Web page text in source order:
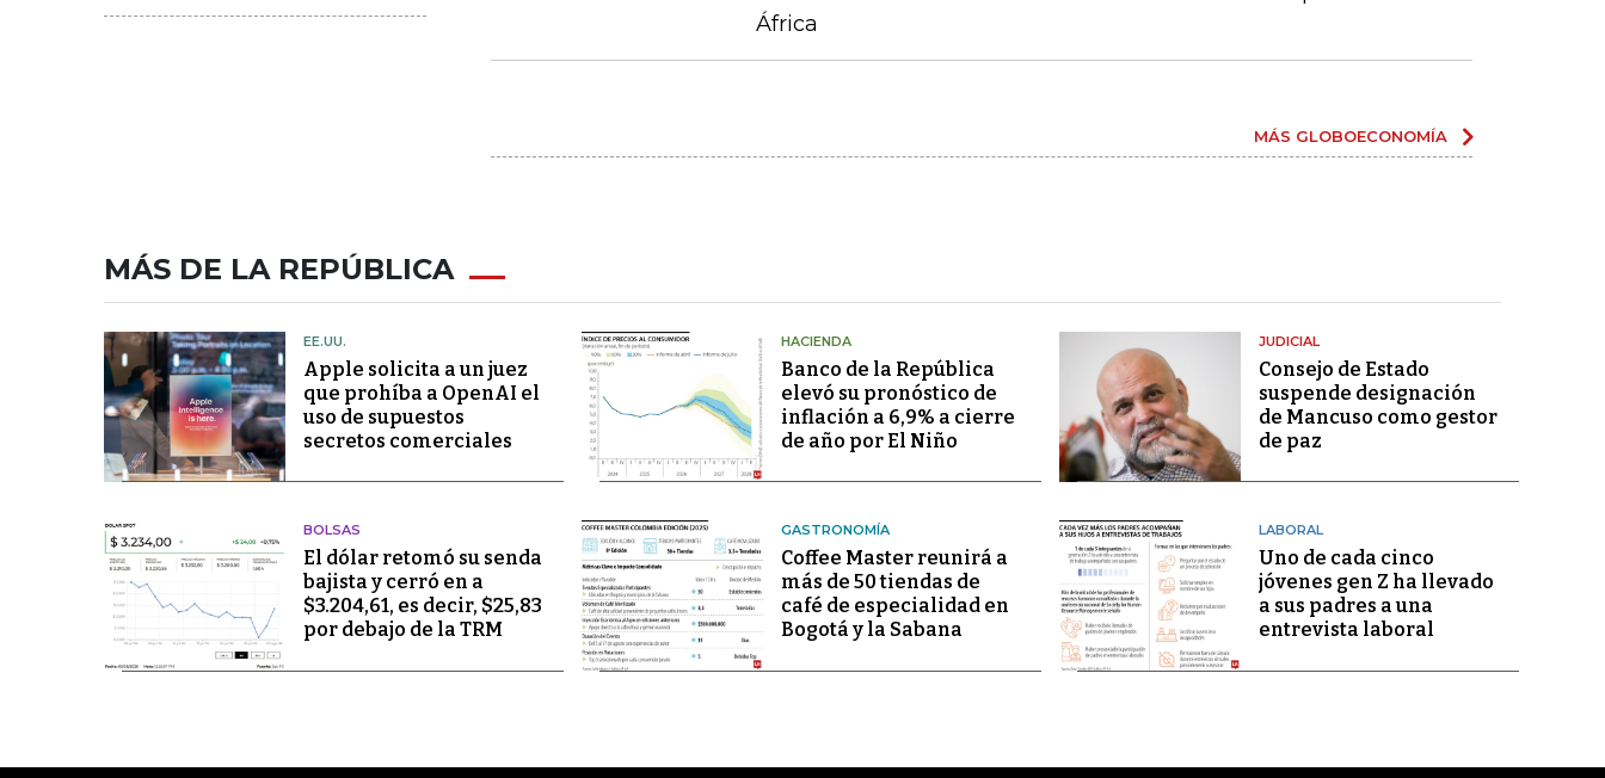
África
MÁS GLOBOECONOMÍA
MÁS DE LA REPÚBLICA
EE.UU.
Apple solicita a un juez
que prohíba a OpenAI el
uso de supuestos
secretos comerciales
HACIENDA
Banco de la República
elevó su pronóstico de
inflación a 6,9% a cierre
de año por El Niño
JUDICIAL
Consejo de Estado
suspende designación
de Mancuso como gestor
de paz
BOLSAS
El dólar retomó su senda
bajista y cerró en a
$3.204,61, es decir, $25,83
por debajo de la TRM
GASTRONOMÍA
Coffee Master reunirá a
más de 50 tiendas de
café de especialidad en
Bogotá y la Sabana
LABORAL
Uno de cada cinco
jóvenes gen Z ha llevado
a sus padres a una
entrevista laboral